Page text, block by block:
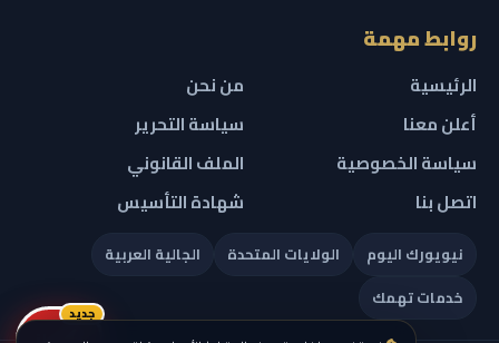
روابط مهمة
الرئيسية
من نحن
أعلن معنا
سياسة التحرير
سياسة الخصوصية
الملف القانوني
اتصل بنا
شهادة التأسيس
نيويورك اليوم الولايات المتحدة
الجالية العربية
خدمات تهمك
جديد